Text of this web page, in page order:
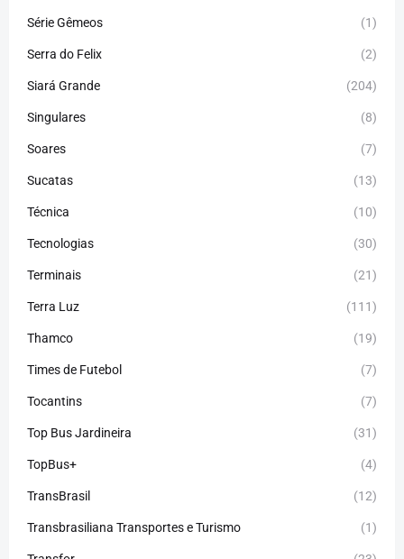
Série Gêmeos (1)
Serra do Felix (2)
Siará Grande (204)
Singulares (8)
Soares (7)
Sucatas (13)
Técnica (10)
Tecnologias (30)
Terminais (21)
Terra Luz (111)
Thamco (19)
Times de Futebol (7)
Tocantins (7)
Top Bus Jardineira (31)
TopBus+ (4)
TransBrasil (12)
Transbrasiliana Transportes e Turismo (1)